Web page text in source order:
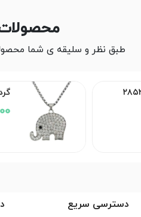
طبق نظر و سلیقه ی شما
دسترسی سریع